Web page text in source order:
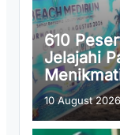
610
Jelajahi
10 August 2026